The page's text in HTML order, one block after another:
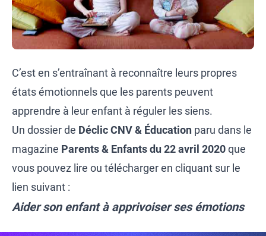
C’est en s’entraînant à reconnaître leurs propres
états émotionnels que les parents peuvent
apprendre à leur enfant à réguler les siens.
Un dossier de Déclic CNV & Éducation paru dans le
magazine Parents & Enfants du 22 avril 2020que
vous pouvez lire ou télécharger en cliquant sur le
lien suivant :
Aider son enfant à apprivoiser ses émotions